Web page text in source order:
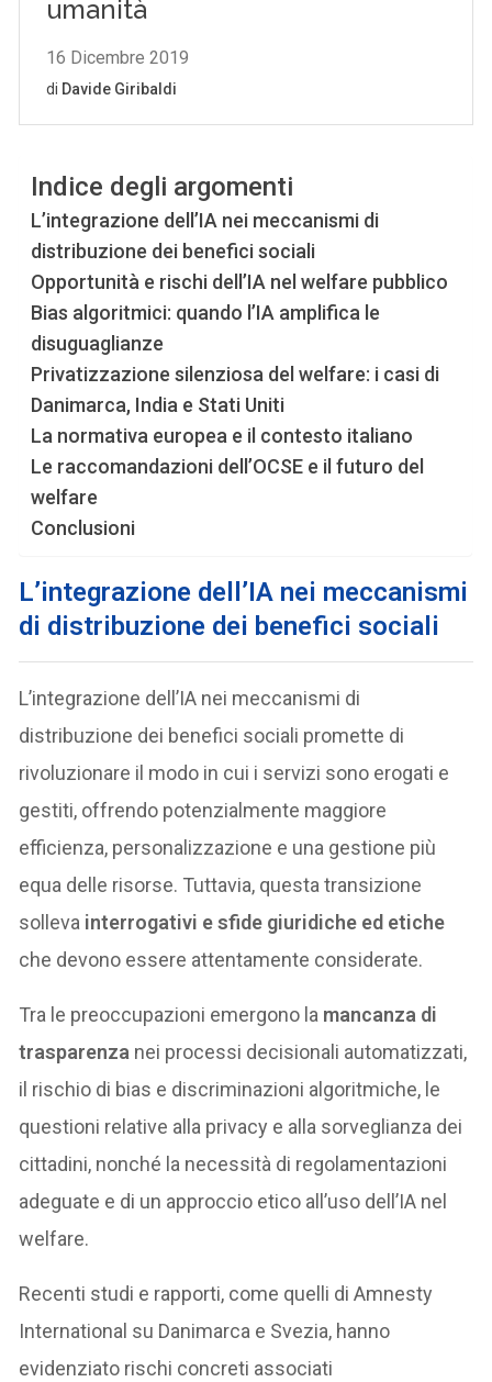
Indice degli argomenti
L’integrazione dell’IA nei meccanismi di
distribuzione dei benefici sociali
Opportunità e rischi dell’IA nel welfare pubblico
Bias algoritmici: quando l’IA amplifica le
disuguaglianze
Privatizzazione silenziosa del welfare: i casi di
Danimarca, India e Stati Uniti
La normativa europea e il contesto italiano
Le raccomandazioni dell’OCSE e il futuro del
welfare
Conclusioni
L’integrazione dell’IA nei meccanismi
di distribuzione dei benefici sociali
L’integrazione dell’IA nei meccanismi di
distribuzione dei benefici sociali promette di
rivoluzionare il modo in cui i servizi sono erogati e
gestiti, offrendo potenzialmente maggiore
efficienza, personalizzazione e una gestione più
equa delle risorse. Tuttavia, questa transizione
solleva interrogativi e sfide giuridiche ed etiche
che devono essere attentamente considerate.
Tra le preoccupazioni emergono la mancanza di
trasparenza nei processi decisionali automatizzati,
il rischio di bias e discriminazioni algoritmiche, le
questioni relative alla privacy e alla sorveglianza dei
cittadini, nonché la necessità di regolamentazioni
adeguate e di un approccio etico all’uso dell’IA nel
welfare.
Recenti studi e rapporti, come quelli di Amnesty
International su Danimarca e Svezia, hanno
evidenziato rischi concreti associati